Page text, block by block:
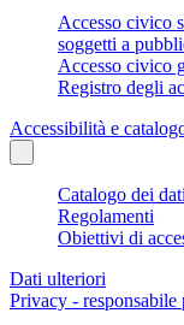
Accesso civico
soggetti a
Accesso civico
Registro degli
Accessibilità e
Catalogo dei
Regolamenti
Obiettivi di
Dati ulteriori
Privacy - responsabile